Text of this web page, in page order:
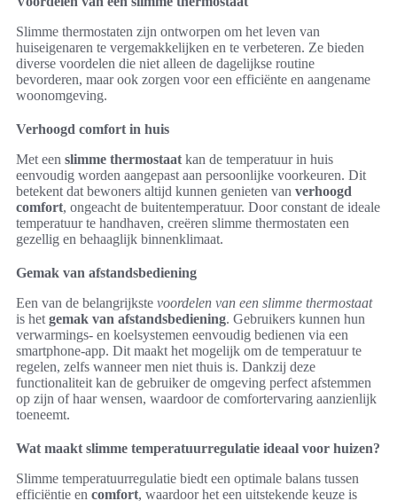
Slimme thermostaten zijn ontworpen om het leven van
huiseigenaren te vergemakkelijken en te verbeteren. Ze bieden
diverse voordelen die niet alleen de dagelijkse routine
bevorderen, maar ook zorgen voor een efficiënte en aangename
woonomgeving.
Verhoogd comfort in huis
Met een slimme thermostaat kan de temperatuur in huis
eenvoudig worden aangepast aan persoonlijke voorkeuren. Dit
betekent dat bewoners altijd kunnen genieten van verhoogd
comfort, ongeacht de buitentemperatuur. Door constant de ideale
temperatuur te handhaven, creëren slimme thermostaten een
gezellig en behaaglijk binnenklimaat.
Gemak van afstandsbediening
Een van de belangrijkste voordelen van een slimme thermostaat
is het gemak van afstandsbediening. Gebruikers kunnen hun
verwarmings- en koelsystemen eenvoudig bedienen via een
smartphone-app. Dit maakt het mogelijk om de temperatuur te
regelen, zelfs wanneer men niet thuis is. Dankzij deze
functionaliteit kan de gebruiker de omgeving perfect afstemmen
op zijn of haar wensen, waardoor de comfortervaring aanzienlijk
toeneemt.
Wat maakt slimme temperatuurregulatie ideaal voor huizen?
Slimme temperatuurregulatie biedt een optimale balans tussen
efficiëntie en comfort, waardoor het een uitstekende keuze is